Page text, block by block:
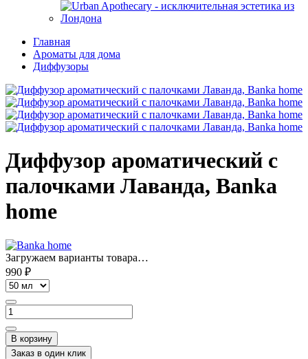
Главная
Ароматы для дома
Диффузоры
Диффузор ароматический с
палочками Лаванда, Banka
home
Загружаем варианты товара…
990 ₽
В корзину
Заказ в один клик